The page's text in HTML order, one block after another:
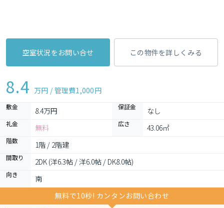
空室状況をお問い合せ この物件を詳しくみる
8.4 万円 / 管理費1,000円
敷金 8.4万円 保証金 なし
礼金 無料 広さ 43.06㎡
階数 1階 / 2階建
間取り 2DK (洋6.3帖 / 洋6.0帖 / DK8.0帖)
向き
南
無料で10秒! カンタンお問い合わせ